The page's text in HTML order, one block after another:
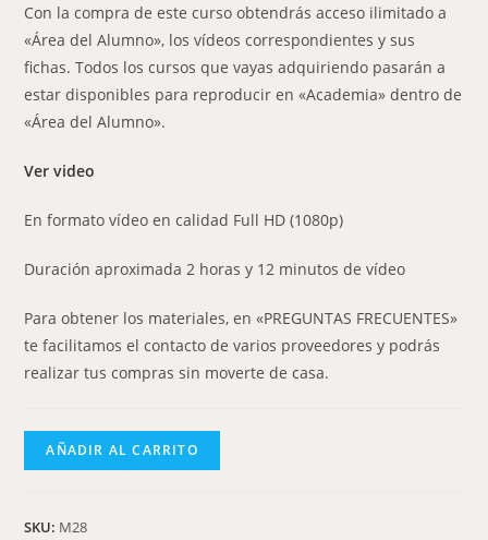
Con la compra de este curso obtendrás acceso ilimitado a
«Área del Alumno», los vídeos correspondientes y sus
fichas. Todos los cursos que vayas adquiriendo pasarán a
estar disponibles para reproducir en «Academia» dentro de
«Área del Alumno».
Ver video
En formato vídeo en calidad Full HD (1080p)
Duración aproximada 2 horas y 12 minutos de vídeo
Para obtener los materiales, en «PREGUNTAS FRECUENTES»
te facilitamos el contacto de varios proveedores y podrás
realizar tus compras sin moverte de casa.
AÑADIR AL CARRITO
SKU: M28